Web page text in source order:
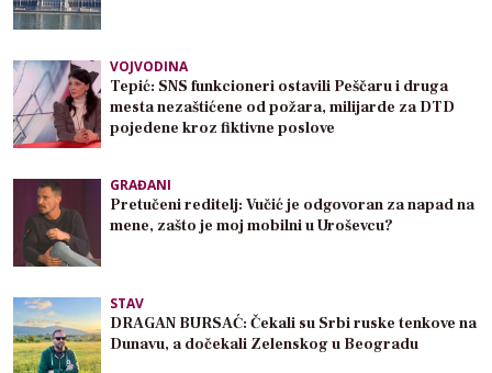
VOJVODINA
Tepić: SNS funkcioneri ostavili Peščaru i druga
mesta nezaštićene od požara, milijarde za DTD
pojedene kroz fiktivne poslove
GRAĐANI
Pretučeni reditelj: Vučić je odgovoran za napad na
mene, zašto je moj mobilni u Uroševcu?
STAV
DRAGAN BURSAĆ: Čekali su Srbi ruske tenkove na
Dunavu, a dočekali Zelenskog u Beogradu